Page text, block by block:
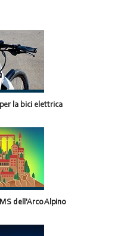
la bici elettrica
dell'Arco Alpino